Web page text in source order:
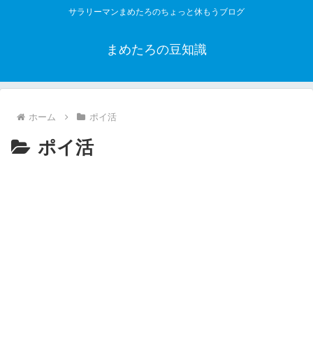
サラリーマンまめたろのちょっと休もうブログ
まめたろの豆知識
ホーム ポイ活
ポイ活